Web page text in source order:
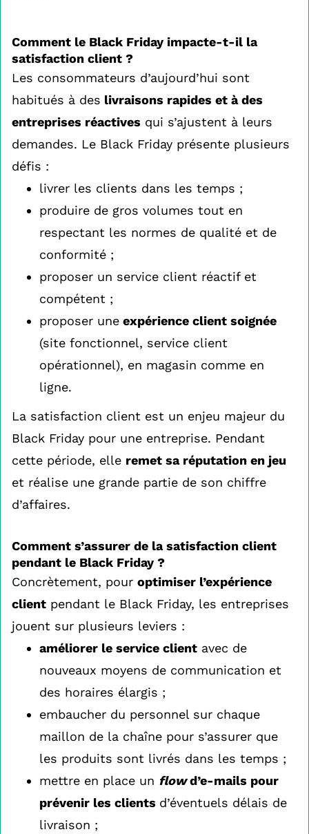
Comment le Black Friday impacte-t-il la
satisfaction client ?
Les consommateurs d’aujourd’hui sont
habitués à des livraisons rapides et à des
entreprises réactives qui s’ajustent à leurs
demandes. Le Black Friday présente plusieurs
défis :
livrer les clients dans les temps ;
produire de gros volumes tout en
respectant les normes de qualité et de
conformité ;
proposer un service client réactif et
compétent ;
proposer une expérience client soignée
(site fonctionnel, service client
opérationnel), en magasin comme en
ligne.
La satisfaction client est un enjeu majeur du
Black Friday pour une entreprise. Pendant
cette période, elle remet sa réputation en jeu
et réalise une grande partie de son chiffre
d’affaires.
Comment s’assurer de la satisfaction client
pendant le Black Friday ?
Concrètement, pour optimiser l’expérience
client pendant le Black Friday, les entreprises
jouent sur plusieurs leviers :
améliorer le service client avec de
nouveaux moyens de communication et
des horaires élargis ;
embaucher du personnel sur chaque
maillon de la chaîne pour s’assurer que
les produits sont livrés dans les temps ;
mettre en place un flowd’e-mails pour
prévenir les clients d’éventuels délais de
livraison ;